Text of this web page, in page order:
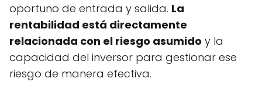
oportuno de entrada y salida. La
rentabilidad está directamente
relacionada con el riesgo asumido y la
capacidad del inversor para gestionar ese
riesgo de manera efectiva.